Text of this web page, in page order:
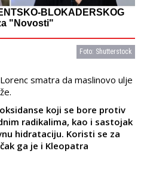
BLOKADERSKOG
"Novosti"
Foto: Shutterstock
smatra da maslinovo ulje
koji se bore protiv
radikalima, kao i sastojak
hidrataciju. Koristi se za
ga je i Kleopatra